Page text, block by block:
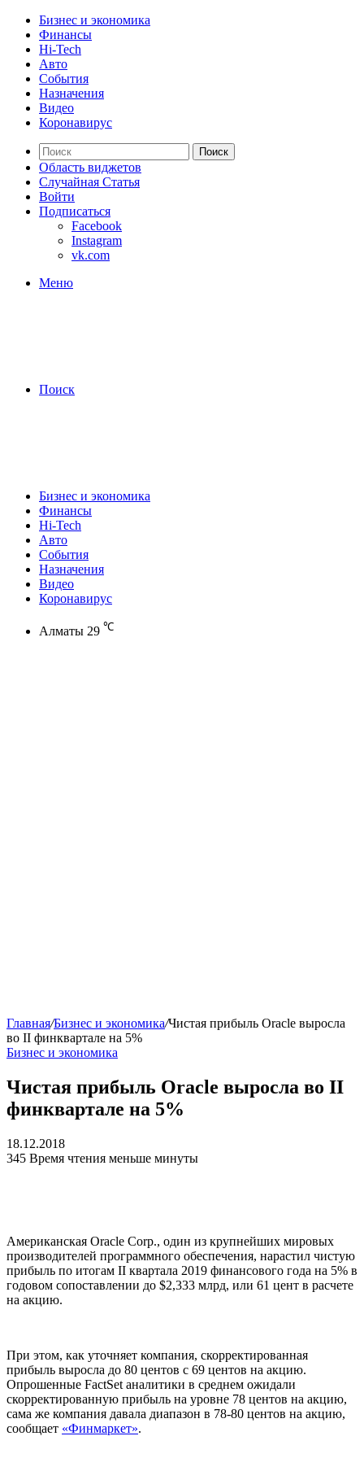
Бизнес и экономика
Финансы
Hi-Tech
Авто
События
Назначения
Видео
Коронавирус
Поиск
Область виджетов
Случайная Статья
Войти
Подписаться
Facebook
Instagram
vk.com
Меню
Поиск
Бизнес и экономика
Финансы
Hi-Tech
Авто
События
Назначения
Видео
Коронавирус
Алматы 29 ℃
Главная/Бизнес и экономика/Чистая прибыль Oracle выросла
во II финквартале на 5%
Бизнес и экономика
Чистая прибыль Oracle выросла во II
финквартале на 5%
18.12.2018
345 Время чтения меньше минуты
Американская Oracle Corp., один из крупнейших мировых
производителей программного обеспечения, нарастил чистую
прибыль по итогам II квартала 2019 финансового года на 5% в
годовом сопоставлении до $2,333 млрд, или 61 цент в расчете
на акцию.
При этом, как уточняет компания, скорректированная
прибыль выросла до 80 центов с 69 центов на акцию.
Опрошенные FactSet аналитики в среднем ожидали
скорректированную прибыль на уровне 78 центов на акцию,
сама же компания давала диапазон в 78-80 центов на акцию,
сообщает «Финмаркет».